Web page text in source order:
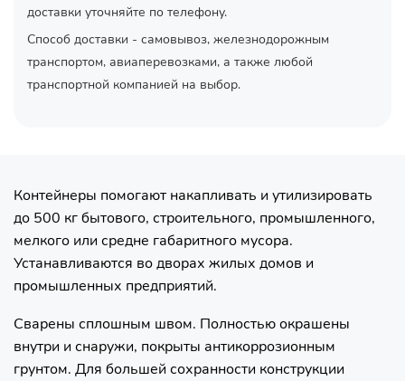
доставки уточняйте по телефону.
Способ доставки - самовывоз, железнодорожным
транспортом, авиаперевозками, а также любой
транспортной компанией на выбор.
Контейнеры помогают накапливать и утилизировать
до 500 кг бытового, строительного, промышленного,
мелкого или средне габаритного мусора.
Устанавливаются во дворах жилых домов и
промышленных предприятий.
Сварены сплошным швом. Полностью окрашены
внутри и снаружи, покрыты антикоррозионным
грунтом. Для большей сохранности конструкции